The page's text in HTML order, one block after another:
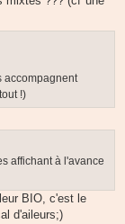
accompagnent
!)
affichant à l'avance
BIO, c'est le
d'aileurs;)